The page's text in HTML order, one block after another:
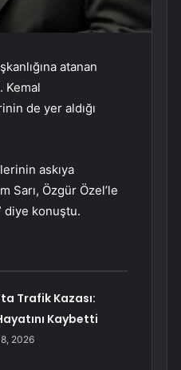
atanan
Kemal
de yer aldığı
askıya
Sarı, Özgür Özel’le
diye konuştu.
Trafik Kazası:
Kaybetti
2026